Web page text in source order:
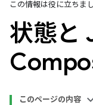
この情報は役に立ちま
状態と
このページの内容